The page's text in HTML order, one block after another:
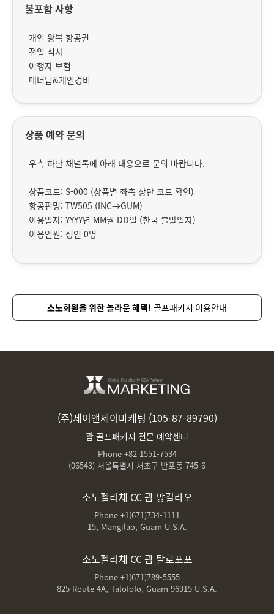
불포함 사항
개인 왕복 항공권
전일 식사
여행자 보험
매너팁&개인경비
상품 예약 문의
우측 하단 채널톡에 아래 내용으로 문의 바랍니다.
상품코드: S-000 (상품별 좌측 상단 코드 확인)
항공편명: TW505 (INC→GUM)
이용일자: YYYY년 MM월 DD일 (한국 출발일자)
이용인원: 성인 0명
소노회원을 위한 놀라운 혜택! 골프패키지 이용안내
(주)제이앤제이마케팅 (105-87-89790)
괌 골프패키지 전문 예약센터
Phone +82 1551-7534
(06543) 서울특별시 서초구 반포동 745-6
소노펠리체 CC 괌 망길라오
Phone +1(671)734-1111
15, Mangilao, Guam U.S.A.
소노펠리체 CC 괌 탈로포포
Phone +1(671)789-5555
825 Route 4A, Talofofo, Guam 96915 U.S.A.